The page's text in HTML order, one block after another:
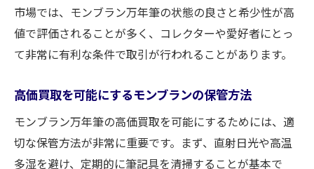
市場では、モンブラン万年筆の状態の良さと希少性が高
値で評価されることが多く、コレクターや愛好者にとっ
て非常に有利な条件で取引が行われることがあります。
高価買取を可能にするモンブランの保管方法
モンブラン万年筆の高価買取を可能にするためには、適
切な保管方法が非常に重要です。まず、直射日光や高温
多湿を避け、定期的に筆記具を清掃することが基本で